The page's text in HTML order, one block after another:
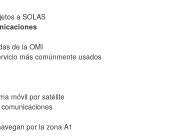
a SOLAS
de la OMI
más comúnmente usados
móvil por satélite
por la zona A1